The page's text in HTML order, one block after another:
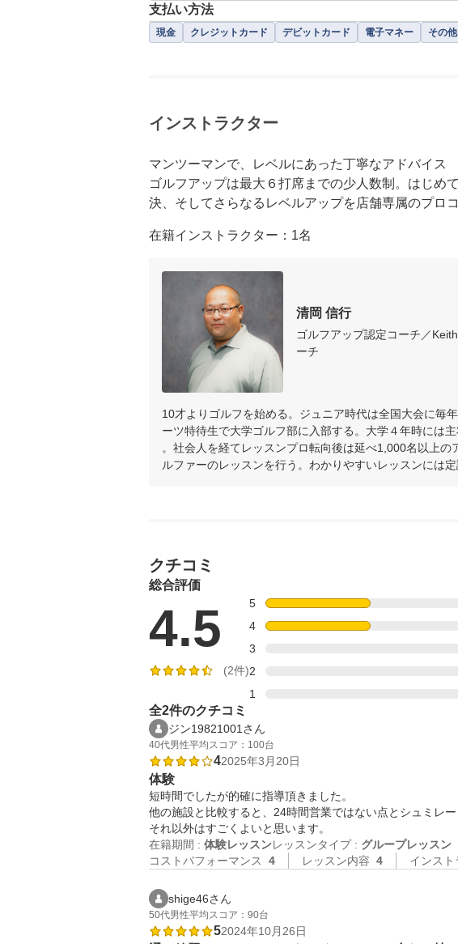
支払い方法
現金 クレジットカード デビットカード 電子マネー その他
インストラクター
マンツーマンで、レベルにあった丁寧なアドバイス
ゴルフアップは最大６打席までの少人数制。はじめ
決、そしてさらなるレベルアップを店舗専属のプロ
在籍インストラクター：1名
清岡 信行
ゴルフアップ認定コーチ／
ーチ
10才よりゴルフを始める。ジュニア時代は全国大会に毎
ーツ特待生で大学ゴルフ部に入部する。大学４年時には
。社会人を経てレッスンプロ転向後は延べ1,000名以上の
ルファーのレッスンを行う。わかりやすいレッスンには定
クチコミ
総合評価
4.5
(2件)
5
4
3
2
1
全2件のクチコミ
ジン19821001さん
40代男性平均スコア：100台
42025年3月20日
体験
短時間でしたが的確に指導頂きました。
他の施設と比較すると、24時間営業ではない点とシュミレー
それ以外はすごくよいと思います。
在籍期間 : 体験レッスンレッスンタイプ : グループレッスン
コストパフォーマンス
4 レッスン内容 4 インスト
shige46さん
50代男性平均スコア：90台
52024年10月26日